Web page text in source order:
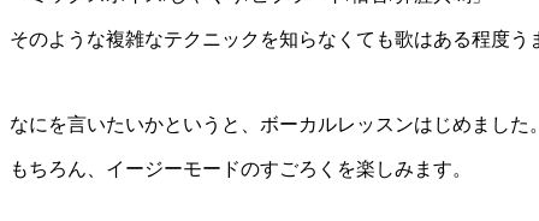
そのような複雑なテクニックを知らなくても歌はある程度う
なにを言いたいかというと、ボーカルレッスンはじめました。
もちろん、イージーモードのすごろくを楽しみます。